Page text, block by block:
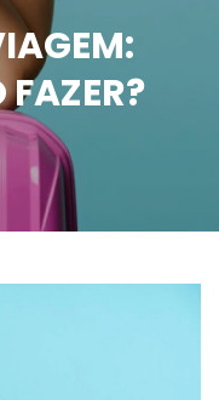
FAZER?